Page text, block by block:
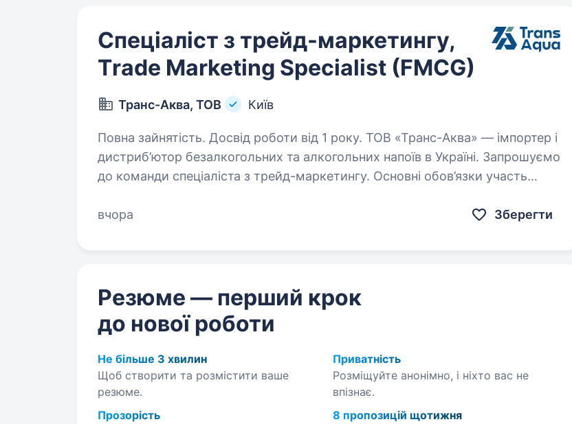
Спеціаліст з трейд-маркетингу,
Тrade Marketing Specialist (FMCG)
Транс-Аква, ТОВ Київ
Повна зайнятість. Досвід роботи від 1 року. ТОВ «Транс-Аква» — імпортер і
дистриб’ютор безалкогольних та алкогольних напоїв в Україні. Запрошуємо
до команди спеціаліста з трейд-маркетингу. Основні обов’язки участь
вчора
Зберегти
Резюме — перший крок
до нової роботи
Не більше 3 хвилин
Щоб створити та розмістити ваше
резюме.
Приватність
Розміщуйте анонімно, і ніхто вас не
впізнає.
Прозорість
8 пропозицій щотижня